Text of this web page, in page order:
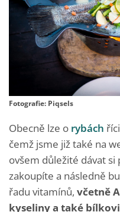
Fotografie: Piqsels
Obecně lze o rybách
čemž jsme již také na
ovšem důležité dávat
zakoupíte a následně
řadu vitamínů, včetně
kyseliny a také